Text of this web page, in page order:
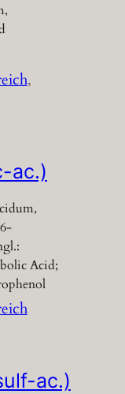
ac.)
Acid;
ac.)